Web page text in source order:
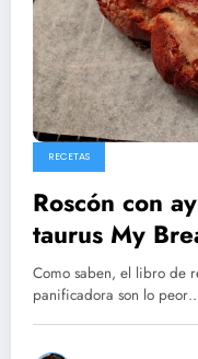
RECETAS
Roscón con
taurus My
Como saben, el libro de
panificadora son lo